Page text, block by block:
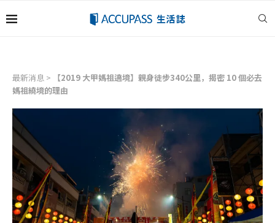
最新消息 >
【2019 大甲媽祖遶境】親身徒步340公里，揭密 10 個必去
媽祖繞境的理由